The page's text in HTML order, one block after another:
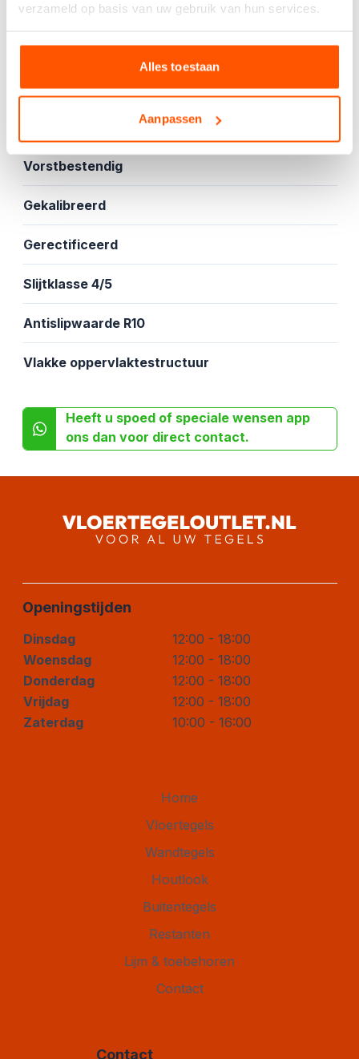
verzameld op basis van uw gebruik van hun services.
Alles toestaan
Aanpassen
Specificaties
Mat
Vloer- en wandtegel
Vorstbestendig
Gekalibreerd
Gerectificeerd
Slijtklasse 4/5
Antislipwaarde R10
Vlakke oppervlaktestructuur
Heeft u spoed of speciale wensen app
ons dan voor direct contact.
Openingstijden
Dinsdag
12:00 - 18:00
Woensdag
12:00 - 18:00
Donderdag
12:00 - 18:00
Vrijdag
12:00 - 18:00
Zaterdag
10:00 - 16:00
Home
Vloertegels
Wandtegels
Houtlook
Buitentegels
Restanten
Lijm & toebehoren
Contact
Contact